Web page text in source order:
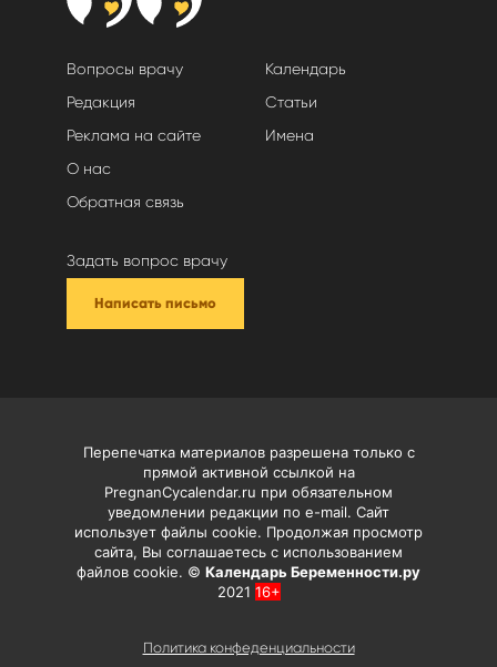
Вопросы врачу
Редакция
Реклама на сайте
О нас
Обратная связь
Календарь
Статьи
Имена
Задать вопрос врачу
Написать письмо
Перепечатка материалов разрешена только с
прямой активной ссылкой на
PregnanCycalendar.ru при обязательном
уведомлении редакции по e-mail. Сайт
использует файлы cookie. Продолжая просмотр
сайта, Вы соглашаетесь с использованием
файлов cookie. © Календарь Беременности.ру
2021 16+
Политика конфеденциальности